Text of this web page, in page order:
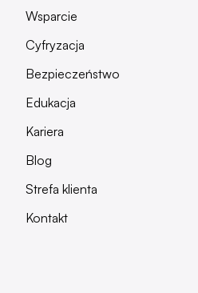
Wsparcie
Cyfryzacja
Bezpieczeństwo
Edukacja
Kariera
Blog
Strefa klienta
Kontakt